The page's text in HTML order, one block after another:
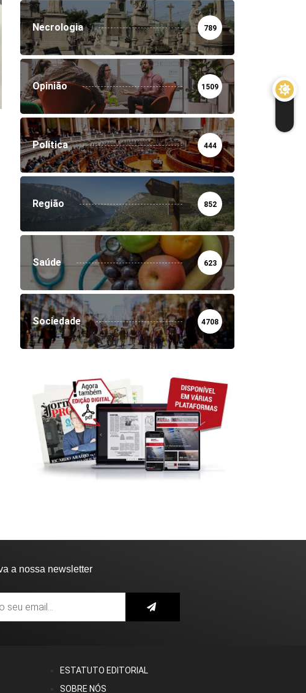
Necrologia 789
Opinião 1509
Política 444
Região 852
Saúde 623
Sociedade 4708
a nossa newsletter
ESTATUTO EDITORIAL
SOBRE NÓS